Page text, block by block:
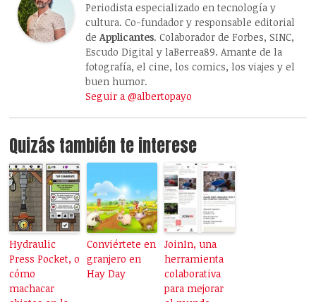
Periodista especializado en tecnología y
cultura. Co-fundador y responsable editorial
deApplicantes. Colaborador de Forbes, SINC,
Escudo Digital y laBerrea89. Amante de la
fotografía, el cine, los comics, los viajes y el
buen humor.
Seguir a @albertopayo
Quizás también te interese
Hydraulic
Press Pocket, o
cómo
machacar
Conviértete en
granjero en
Hay Day
JoinIn, una
herramienta
colaborativa
para mejorar